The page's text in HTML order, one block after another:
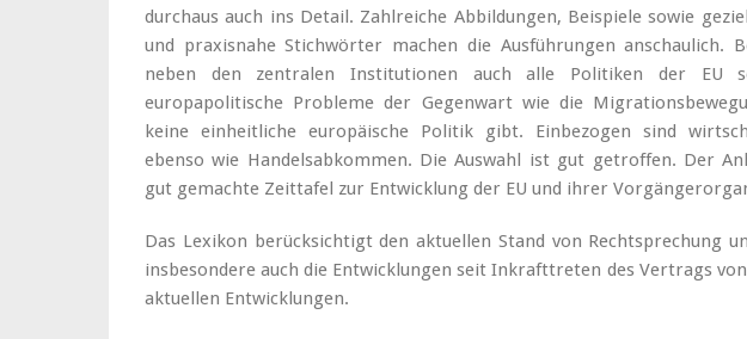
durchaus auch ins Detail. Zahlreiche Abbildungen, Beispiele sowie
und praxisnahe Stichwörter machen die Ausführungen anschaulich.
neben den zentralen Institutionen auch alle Politiken der EU
europapolitische Probleme der Gegenwart wie die
keine einheitliche europäische Politik gibt. Einbezogen sind
ebenso wie Handelsabkommen. Die Auswahl ist gut getroffen. Der
gut gemachte Zeittafel zur Entwicklung der EU und ihrer
Das Lexikon berücksichtigt den aktuellen Stand von Rechtsprechung
insbesondere auch die Entwicklungen seit Inkrafttreten des Vertrags
aktuellen Entwicklungen.